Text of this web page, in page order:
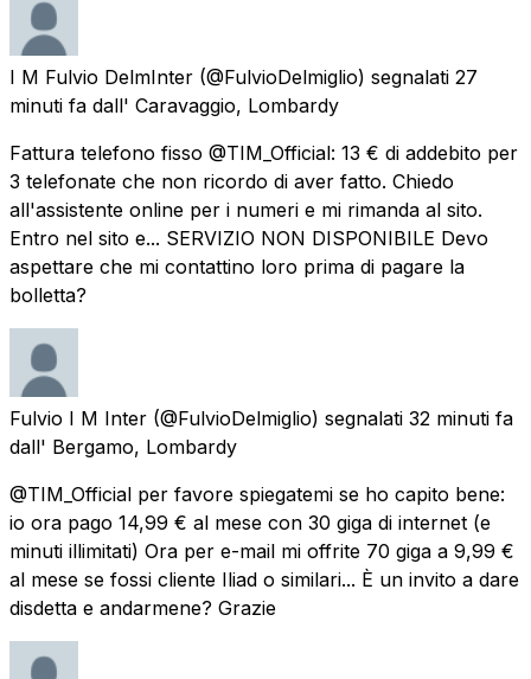
I M Fulvio DelmInter (@FulvioDelmiglio) segnalati 27
minuti fa dall' Caravaggio, Lombardy
Fattura telefono fisso @TIM_Official: 13 € di addebito per
3 telefonate che non ricordo di aver fatto. Chiedo
all'assistente online per i numeri e mi rimanda al sito.
Entro nel sito e... SERVIZIO NON DISPONIBILE Devo
aspettare che mi contattino loro prima di pagare la
bolletta?
Fulvio I M Inter (@FulvioDelmiglio) segnalati 32 minuti fa
dall' Bergamo, Lombardy
@TIM_Official per favore spiegatemi se ho capito bene:
io ora pago 14,99 € al mese con 30 giga di internet (e
minuti illimitati) Ora per e-mail mi offrite 70 giga a 9,99 €
al mese se fossi cliente Iliad o similari... È un invito a dare
disdetta e andarmene? Grazie